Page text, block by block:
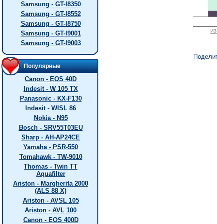
Samsung - GT-I8350
Samsung - GT-I8552
Samsung - GT-I8750
Samsung - GT-I9001
Samsung - GT-I9003
Популярные
Canon - EOS 40D
Indesit - W 105 TX
Panasonic - KX-F130
Indesit - WISL 86
Nokia - N95
Bosch - SRV55T03EU
Sharp - AH-AP24CE
Yamaha - PSR-550
Tomahawk - TW-9010
Thomas - Twin TT
Aquafilter
Ariston - Margherita 2000
(ALS 88 X)
Ariston - AVSL 105
Ariston - AVL 100
Canon - EOS 400D